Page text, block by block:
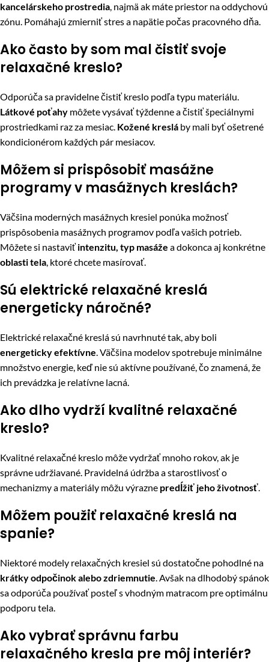
kancelárskeho prostredia , najmä ak máte priestor na oddychovú
zónu. Pomáhajú zmierniť stres a napätie počas pracovného dňa.
Ako často by som mal čistiť svoje
relaxačné kreslo?
Odporúča sa pravidelne čistiť kreslo podľa typu materiálu.
Látkové poťahy môžete vysávať týždenne a čistiť špeciálnymi
prostriedkami raz za mesiac. Kožené kreslá by mali byť ošetrené
kondicionérom každých pár mesiacov.
Môžem si prispôsobiť masážne
programy v masážnych kreslách?
Väčšina moderných masážnych kresiel ponúka možnosť
prispôsobenia masážnych programov podľa vašich potrieb.
Môžete si nastaviťintenzitu, typ masáže a dokonca aj konkrétne
oblasti tela , ktoré chcete masírovať.
Sú elektrické relaxačné kreslá
energeticky náročné?
Elektrické relaxačné kreslá sú navrhnuté tak, aby boli
energeticky efektívne . Väčšina modelov spotrebuje minimálne
množstvo energie, keď nie sú aktívne používané, čo znamená, že
ich prevádzka je relatívne lacná.
Ako dlho vydrží kvalitné relaxačné
kreslo?
Kvalitné relaxačné kreslo môže vydržať mnoho rokov, ak je
správne udržiavané. Pravidelná údržba a starostlivosť o
mechanizmy a materiály môžu výrazne predĺžiť jeho životnosť
Môžem použiť relaxačné kreslá na
spanie?
Niektoré modely relaxačných kresiel sú dostatočne pohodlné na
krátky odpočinok alebo zdriemnutie . Avšak na dlhodobý spánok
sa odporúča používať posteľ s vhodným matracom pre optimálnu
podporu tela.
Ako vybrať správnu farbu
relaxačného kresla pre môj interiér?